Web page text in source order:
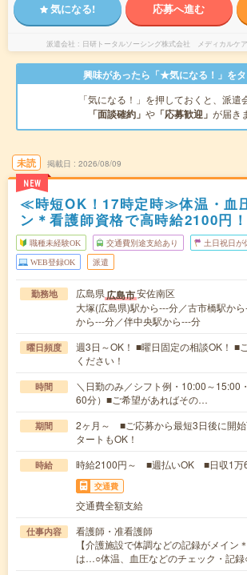
気になる! 応募へ進む
派遣会社 日研トータルソーシング株式会社 メディカルケ
興味があったら「★気になる！」をタ
「気になる！」を押しておくと、派遣
「面談確約」 や 「応募歓迎」 が届き
未読
NEW
掲載日 2026/08/09
≪時短OK！17時定時≫体温・血
ン＊看護師資格で高時給2100円！
職種未経験OK 交通費別途支給あり 土日祝日が
WEB登録OK 派遣
勤務地 広島県広島市安佐南区
大塚(広島県)駅から---分／古市橋駅か
から---分／伴中央駅から---分
曜日頻度
週3日～OK！ ■曜日固定の相談OK！ ■
ください！
時間
＼日勤のみ／シフト例・10:00～15:00
60分）■ご希望があればその…
期間
2ヶ月～ ■ご応募から最短3日後に開
タートもOK！
時給 時給2100円～ ■週払いOK ■日収1万
交通費
交通費全額支給
仕事内容
看護師・准看護師
【介護施設で体調などの記録がメイ
は…○体温、血圧などのチェック・記